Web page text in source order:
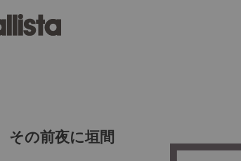
の前夜に垣間